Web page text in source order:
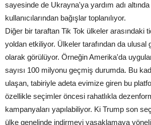
sayesinde de Ukrayna'ya yardım adı altında
kullanıcılarından bağışlar toplanılıyor.
Diğer bir taraftan Tik Tok ülkeler arasındaki
yoldan etkiliyor. Ülkeler tarafından da ulusal
olarak görülüyor. Örneğin Amerika'da
sayısı 100 milyonu geçmiş durumda. Bu
ulaşan, tabiriyle adeta evimize giren bu
özellikle seçimler öncesi rahatlıkla
kampanyaları yapılabiliyor. Ki Trump son
ülke genelinde indirmeyi yasaklamaya